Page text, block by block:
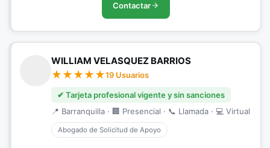
Contactar
WILLIAM VELASQUEZ BARRIOS
19 Usuarios
✔ Tarjeta profesional vigente y sin sanciones
📍 Barranquilla · 🏢 Presencial · 📞 Llamada · 💻 Virtual
Abogado de Solicitud de Apoyo